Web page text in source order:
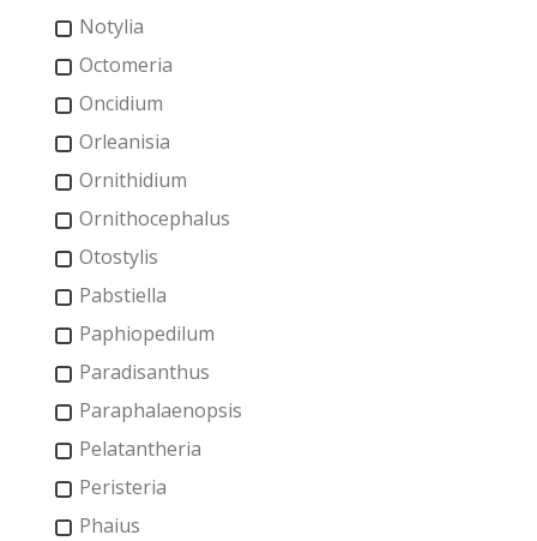
Notylia
Octomeria
Oncidium
Orleanisia
Ornithidium
Ornithocephalus
Otostylis
Pabstiella
Paphiopedilum
Paradisanthus
Paraphalaenopsis
Pelatantheria
Peristeria
Phaius